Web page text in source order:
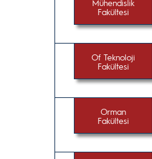
Mühendislik
Fakültesi
Of Teknoloji
Fakültesi
Orman
Fakültesi